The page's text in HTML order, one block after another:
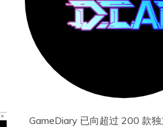
GameDiary 已向超过 200 款